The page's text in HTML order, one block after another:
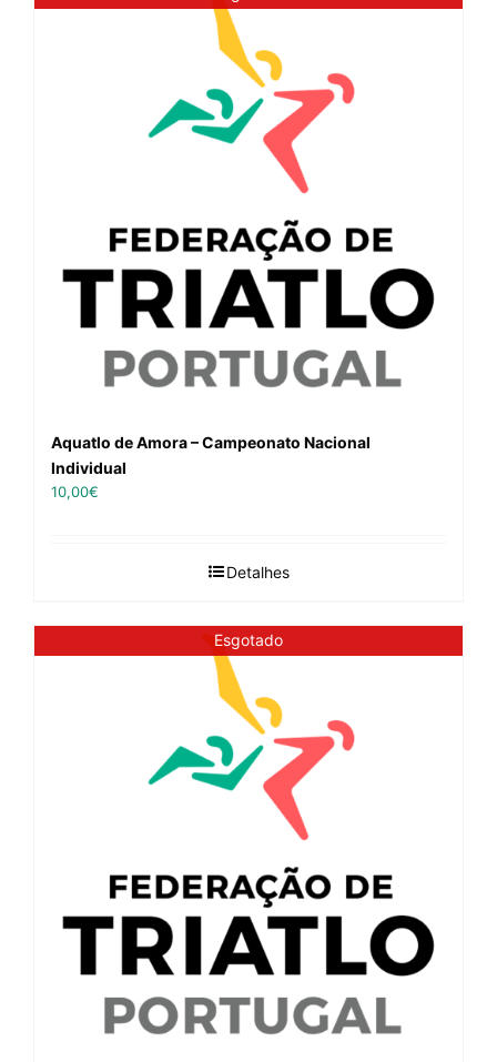
Aquatlo de Amora – Campeonato Nacional
Individual
10,00€
Detalhes
Esgotado